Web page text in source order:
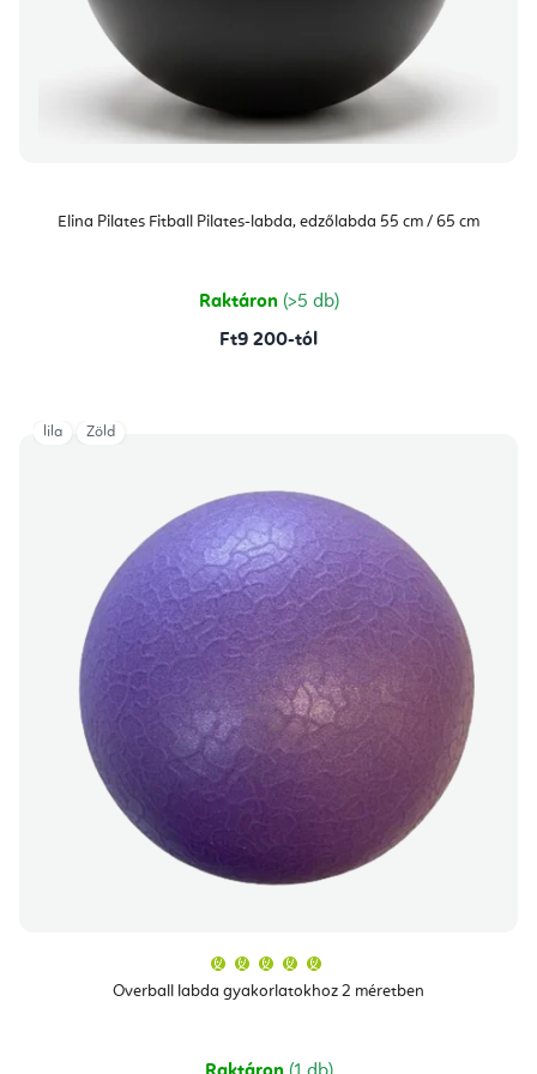
Elina Pilates Fitball Pilates-labda, edzőlabda 55 cm / 65 cm
Raktáron (>5 db)
Ft9 200-tól
Overball labda gyakorlatokhoz 2 méretben
átlagos
értékelése
csillag.
lila Zöld